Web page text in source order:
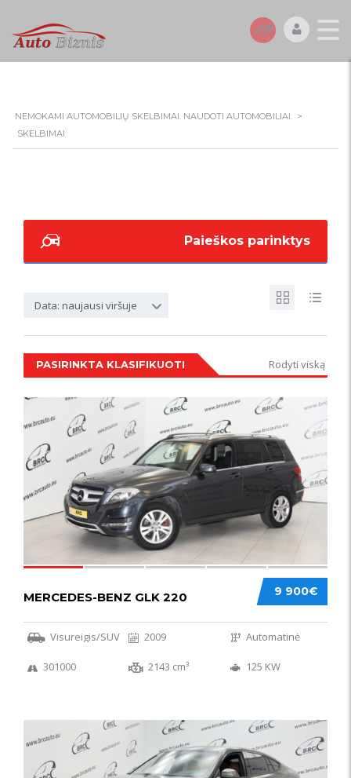
NEMOKAMI AUTOMOBILIŲ SKELBIMAI. NAUDOTI AUTOMOBILIAI. >
SKELBIMAI
Paieškos parinktys
Data: naujausi viršuje
PASIRINKTA KLASIFIKUOTI Rodyti viską
IŠSKIRTINIS
9 900€
MERCEDES-BENZ GLK 220
Visureigis/SUV 2009 Automatinė
301000 2143 cm³ 125 KW
58